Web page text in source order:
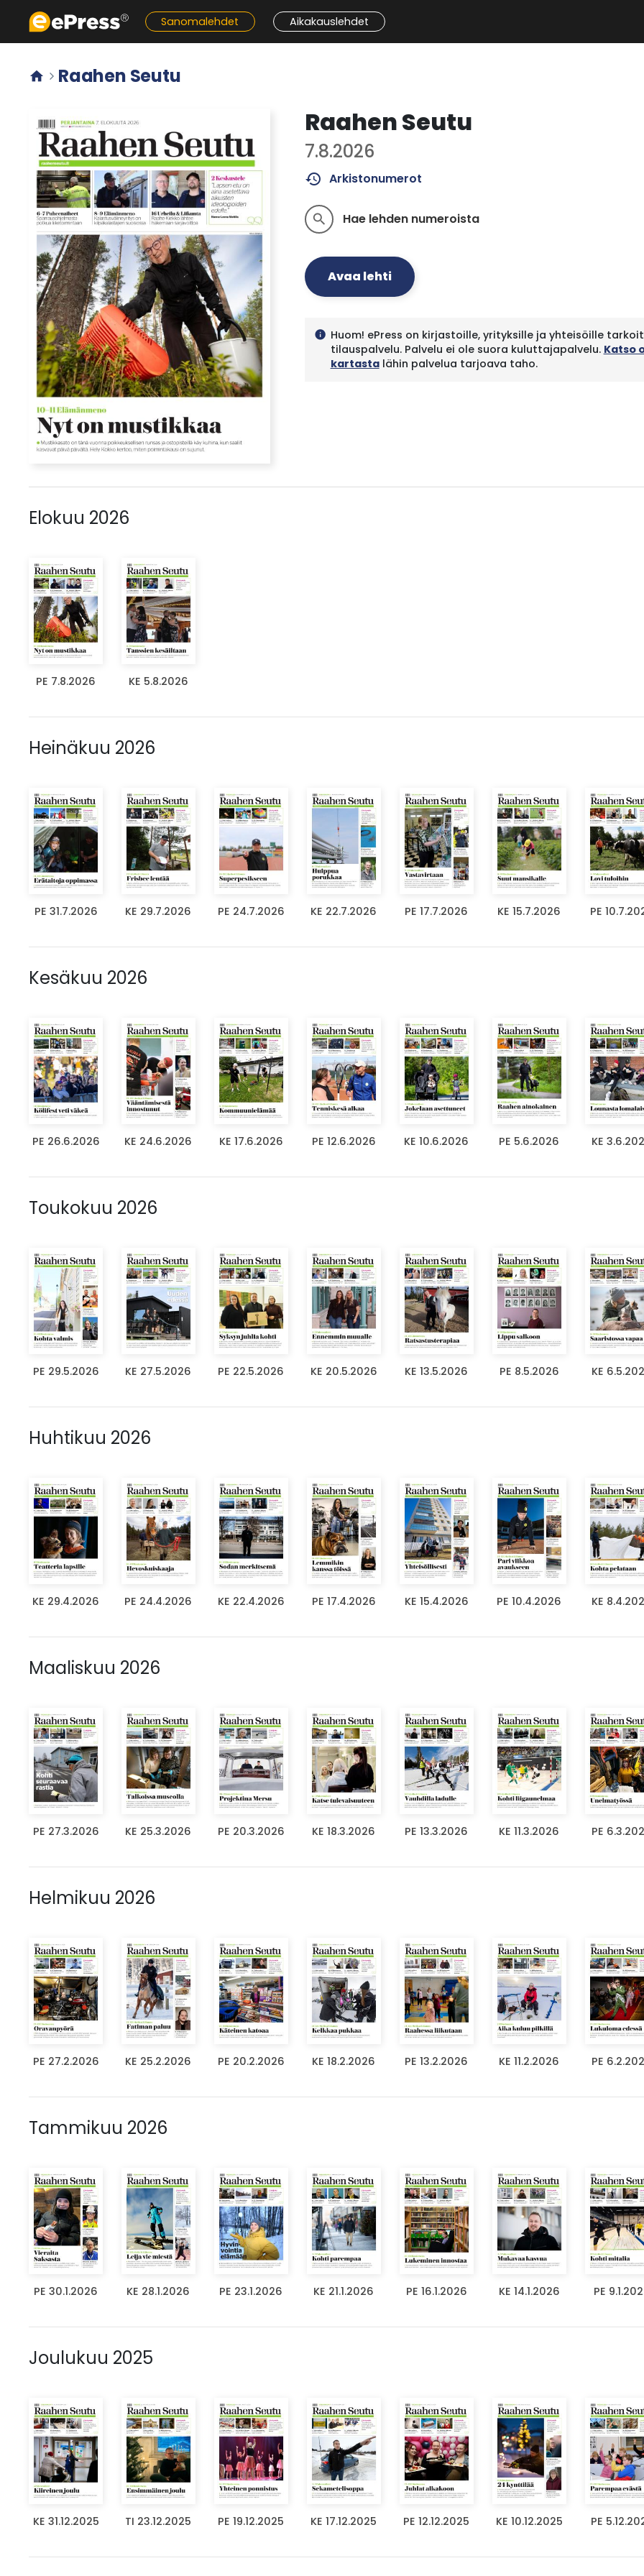
Siirry
pääsisältöön
Sanomalehdet Aikakauslehdet
  Raahen Seutu
Raahen Seutu
7.8.2026
history Arkistonumerot
search Hae lehden numeroista
Avaa lehti
info Huom! ePress on kirjastoille, yrityksille ja yhteisöille
tilauspalvelu. Palvelu ei ole suora kuluttajapalvelu. Katso
kartastalähin palvelua tarjoava taho.
Elokuu 2026
PE 7.8.2026 KE 5.8.2026
Heinäkuu 2026
PE 31.7.2026 KE 29.7.2026 PE 24.7.2026 KE 22.7.2026 PE 17.7.2026 KE 15.7.2026 PE
Kesäkuu 2026
PE 26.6.2026 KE 24.6.2026 KE 17.6.2026 PE 12.6.2026 KE 10.6.2026 PE 5.6.2026 KE
Toukokuu 2026
PE 29.5.2026 KE 27.5.2026 PE 22.5.2026 KE 20.5.2026 KE 13.5.2026 PE 8.5.2026 KE
Huhtikuu 2026
KE 29.4.2026 PE 24.4.2026 KE 22.4.2026 PE 17.4.2026 KE 15.4.2026 PE 10.4.2026 KE
Maaliskuu 2026
PE 27.3.2026 KE 25.3.2026 PE 20.3.2026 KE 18.3.2026 PE 13.3.2026 KE 11.3.2026 PE
Helmikuu 2026
PE 27.2.2026 KE 25.2.2026 PE 20.2.2026 KE 18.2.2026 PE 13.2.2026 KE 11.2.2026 PE
Tammikuu 2026
PE 30.1.2026 KE 28.1.2026 PE 23.1.2026 KE 21.1.2026 PE 16.1.2026 KE 14.1.2026 PE
Joulukuu 2025
KE 31.12.2025 TI 23.12.2025 PE 19.12.2025 KE 17.12.2025 PE 12.12.2025 KE 10.12.2025 PE